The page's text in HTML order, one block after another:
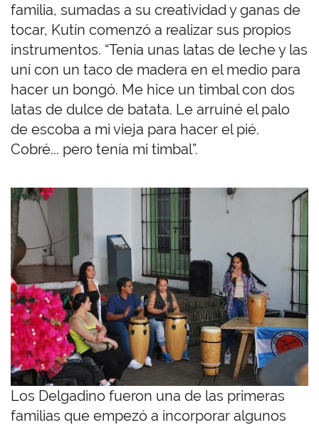
familia, sumadas a su creatividad y ganas de
tocar, Kutín comenzó a realizar sus propios
instrumentos. “Tenía unas latas de leche y las
uní con un taco de madera en el medio para
hacer un bongó. Me hice un timbal con dos
latas de dulce de batata. Le arruiné el palo
de escoba a mi vieja para hacer el pié.
Cobré... pero tenía mi timbal”.
I
m
a
g
e
n
Los Delgadino fueron una de las primeras
familias que empezó a incorporar algunos